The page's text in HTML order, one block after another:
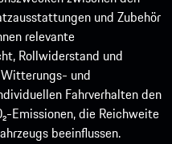
und Zubehör
relevante
Rollwiderstand und
und
Fahrverhalten den
Emissionen, die Reichweite
beeinflussen.